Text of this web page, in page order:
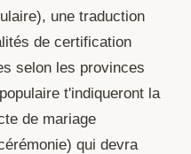
une traduction
de certification
selon les provinces
t'indiqueront la
de mariage
qui devra